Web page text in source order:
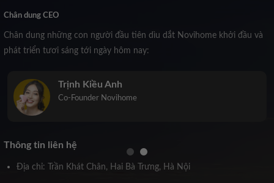
Chân dung CEO
Chân dung những con người đầu tiên dìu dắt Novihome khởi đầu và
phát triển tươi sáng tới ngày hôm nay:
Trịnh Kiều Anh
Co-Founder Novihome
Thông tin liên hệ
Địa chỉ: Trần Khát Chân, Hai Bà Trưng, Hà Nội